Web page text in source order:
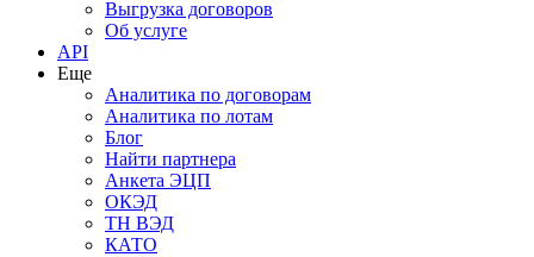
Выгрузка договоров
Об услуге
API
Еще
Аналитика по договорам
Аналитика по лотам
Блог
Найти партнера
Анкета ЭЦП
ОКЭД
ТН ВЭД
КАТО